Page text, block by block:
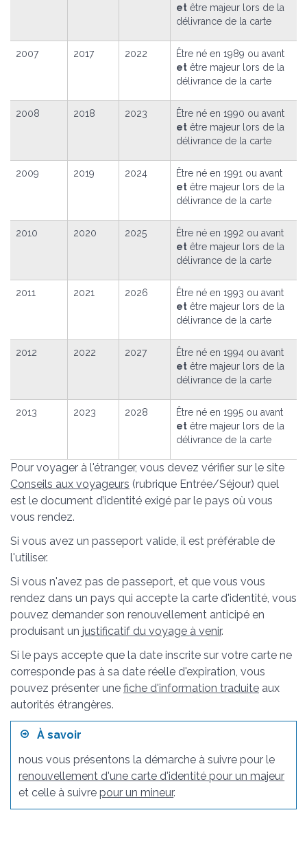
et être majeur lors de la
délivrance de la carte
2007 2017 2022
Être né en 1989 ou avant
et être majeur lors de la
délivrance de la carte
2008 2018 2023
Être né en 1990 ou avant
et être majeur lors de la
délivrance de la carte
2009 2019 2024
Être né en 1991 ou avant
et être majeur lors de la
délivrance de la carte
2010 2020 2025
Être né en 1992 ou avant
et être majeur lors de la
délivrance de la carte
2011 2021 2026
Être né en 1993 ou avant
et être majeur lors de la
délivrance de la carte
2012 2022 2027
Être né en 1994 ou avant
et être majeur lors de la
délivrance de la carte
2013 2023 2028
Être né en 1995 ou avant
et être majeur lors de la
délivrance de la carte
Pour voyager à l'étranger, vous devez vérifier sur le site
Conseils aux voyageurs (rubrique Entrée/Séjour) quel
est le document d’identité exigé par le pays où vous
vous rendez.
Si vous avez un passeport valide, il est préférable de
l'utiliser.
Si vous n'avez pas de passeport, et que vous vous
rendez dans un pays qui accepte la carte d'identité, vous
pouvez demander son renouvellement anticipé en
produisant un justificatif du voyage à venir.
Si le pays accepte que la date inscrite sur votre carte ne
corresponde pas à sa date réelle d'expiration, vous
pouvez présenter une fiche d'information traduite aux
autorités étrangères.
À savoir
nous vous présentons la démarche à suivre pour le
renouvellement d'une carte d'identité pour un majeur
et celle à suivrepour un mineur.